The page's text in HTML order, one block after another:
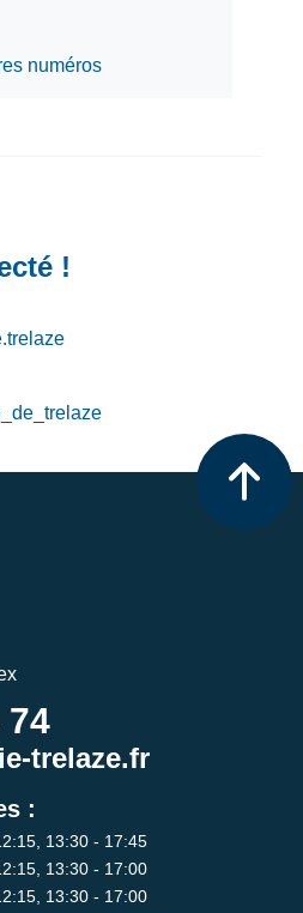
numéros
!
74
trelaze.fr
:
13:30 - 17:45
13:30 - 17:00
13:30 - 17:00